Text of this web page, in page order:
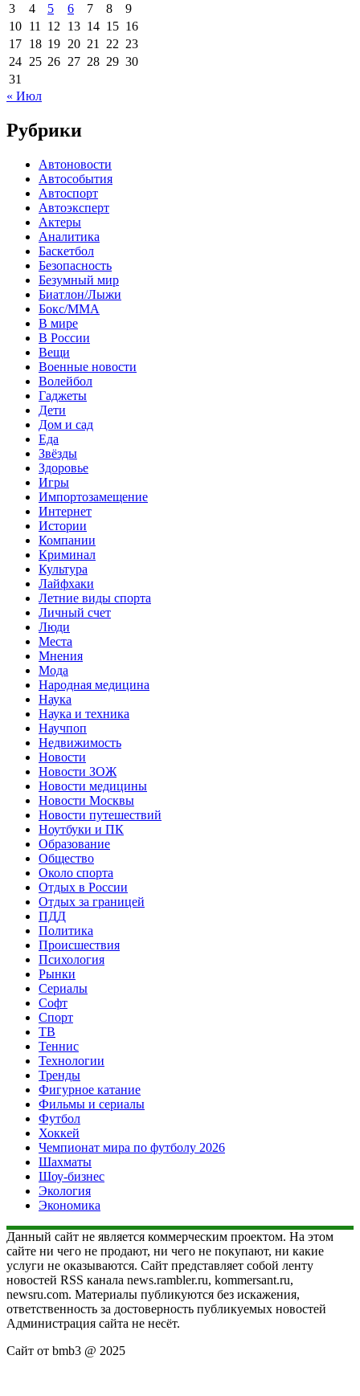
3
4 5 6 7 8
9
10 11 12 13 14 15 16
17 18 19 20 21 22 23
24 25 26 27 28 29 30
31
« Июл
Рубрики
Автоновости
Автособытия
Автоспорт
Автоэксперт
Актеры
Аналитика
Баскетбол
Безопасность
Безумный мир
Биатлон/Лыжи
Бокс/MMA
В мире
В России
Вещи
Военные новости
Волейбол
Гаджеты
Дети
Дом и сад
Еда
Звёзды
Здоровье
Игры
Импортозамещение
Интернет
Истории
Компании
Криминал
Культура
Лайфхаки
Летние виды спорта
Личный счет
Люди
Места
Мнения
Мода
Народная медицина
Наука
Наука и техника
Научпоп
Недвижимость
Новости
Новости ЗОЖ
Новости медицины
Новости Москвы
Новости путешествий
Ноутбуки и ПК
Образование
Общество
Около спорта
Отдых в России
Отдых за границей
ПДД
Политика
Происшествия
Психология
Рынки
Сериалы
Софт
Спорт
ТВ
Теннис
Технологии
Тренды
Фигурное катание
Фильмы и сериалы
Футбол
Хоккей
Чемпионат мира по футболу 2026
Шахматы
Шоу-бизнес
Экология
Экономика
Данный сайт не является коммерческим проектом. На этом
сайте ни чего не продают, ни чего не покупают, ни какие
услуги не оказываются. Сайт представляет собой ленту
новостей RSS канала news.rambler.ru, kommersant.ru,
newsru.com. Материалы публикуются без искажения,
ответственность за достоверность публикуемых новостей
Администрация сайта не несёт.
Сайт от bmb3 @ 2025